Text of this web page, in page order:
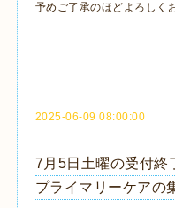
予めご了承のほどよろしく
2025-06-09 08:00:00
7月5日土曜の受付終
プライマリーケアの